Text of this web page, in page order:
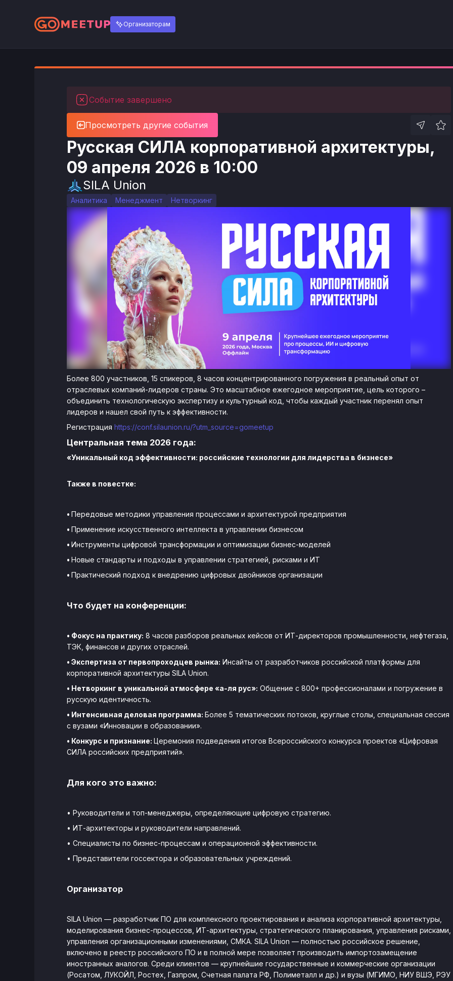
Организаторам
Событие завершено
Просмотреть другие события
Русская СИЛА корпоративной архитектуры,
09 апреля 2026 в 10:00
SILA Union
Аналитика Менеджмент Нетворкинг
Более 800 участников, 15 спикеров, 8 часов концентрированного погружения в реальный опыт от
отраслевых компаний-лидеров страны. Это масштабное ежегодное мероприятие, цель которого –
объединить технологическую экспертизу и культурный код, чтобы каждый участник перенял опыт
лидеров и нашел свой путь к эффективности.
Регистрация https://conf.silaunion.ru/?utm_source=gomeetup
Центральная тема 2026 года:
«Уникальный код эффективности: российские технологии для лидерства в бизнесе»
Также в повестке:
• Передовые методики управления процессами и архитектурой предприятия
• Применение искусственного интеллекта в управлении бизнесом
• Инструменты цифровой трансформации и оптимизации бизнес-моделей
• Новые стандарты и подходы в управлении стратегией, рисками и ИТ
• Практический подход к внедрению цифровых двойников организации
Что будет на конференции:
• Фокус на практику: 8 часов разборов реальных кейсов от ИТ-директоров промышленности, нефтегаза,
ТЭК, финансов и других отраслей.
• Экспертиза от первопроходцев рынка: Инсайты от разработчиков российской платформы для
корпоративной архитектуры SILA Union.
• Нетворкинг в уникальной атмосфере «а-ля рус»: Общение с 800+ профессионалами и погружение в
русскую идентичность.
• Интенсивная деловая программа: Более 5 тематических потоков, круглые столы, специальная сессия
с вузами «Инновации в образовании».
• Конкурс и признание: Церемония подведения итогов Всероссийского конкурса проектов «Цифровая
СИЛА российских предприятий».
Для кого это важно:
• Руководители и топ-менеджеры, определяющие цифровую стратегию.
• ИТ-архитекторы и руководители направлений.
• Специалисты по бизнес-процессам и операционной эффективности.
• Представители госсектора и образовательных учреждений.
Организатор
SILA Union — разработчик ПО для комплексного проектирования и анализа корпоративной архитектуры,
моделирования бизнес-процессов, ИТ-архитектуры, стратегического планирования, управления рисками,
управления организационными изменениями, СМКА. SILA Union — полностью российское решение,
включено в реестр российского ПО и в полной мере позволяет производить импортозамещение
иностранных аналогов. Среди клиентов — крупнейшие государственные и коммерческие организации
(Росатом, ЛУКОЙЛ, Ростех, Газпром, Счетная палата РФ, Полиметалл и др.) и вузы (МГИМО, НИУ ВШЭ, РЭУ